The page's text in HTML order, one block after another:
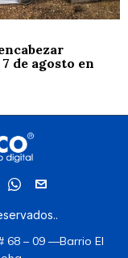
de agosto en
.
68 – 09 —Barrio El